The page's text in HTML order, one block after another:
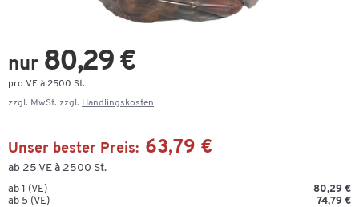
nur 80,29 €
pro VE à 2500 St.
zzgl. MwSt. zzgl. Handlingskosten
Unser bester Preis: 63,79 €
ab 25 VE à 2500 St.
ab 1 (VE)
80,29 €
ab 5 (VE)
74,79 €